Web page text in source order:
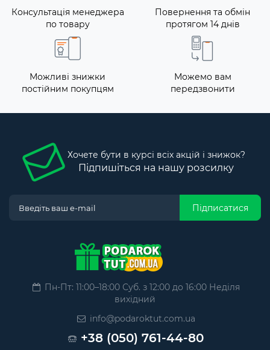
Консультація менеджера
по товару
Повернення та обмін
протягом 14 днів
Можливі знижки
постійним покупцям
Можемо вам
передзвонити
Хочете бути в курсі всіх акцій і знижок?
Підпишіться на нашу розсилку
Підписатися
Пн-Пт: 11:00–18:00 Суб. з 12:00 до 16:00 Неділя
вихідний
info@podaroktut.com.ua
+38 (050) 761-44-80